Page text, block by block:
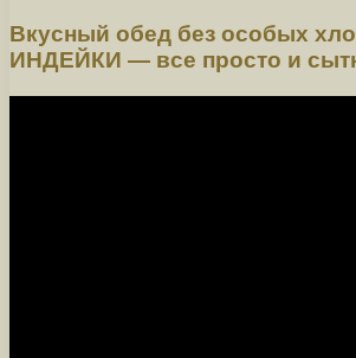
Вкусный обед без особых
ИНДЕЙКИ — все просто и